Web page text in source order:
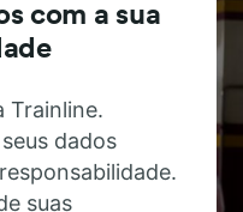
com a sua
Trainline.
dados
suas